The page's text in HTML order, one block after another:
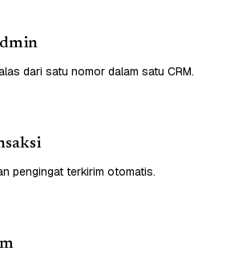
dari satu nomor dalam satu CRM.
pengingat terkirim otomatis.